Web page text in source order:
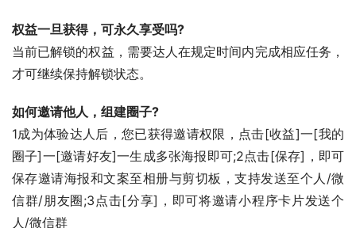
权益一旦获得，可永久享受吗?
当前已解锁的权益，需要达人在规定时间内完成相应任务，
才可继续保持解锁状态。
如何邀请他人，组建圈子?
1成为体验达人后，您已获得邀请权限，点击[收益]一[我的
圈子]一[邀请好友]一生成多张海报即可;2点击[保存]，即可
保存邀请海报和文案至相册与剪切板，支持发送至个人/微
信群/朋友圈;3点击[分享]，即可将邀请小程序卡片发送个
人/微信群